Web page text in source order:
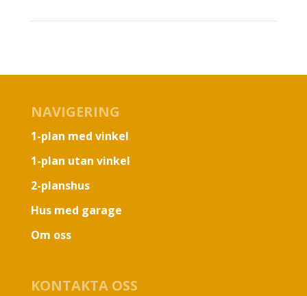
NAVIGERING
1-plan med vinkel
1-plan utan vinkel
2-planshus
Hus med garage
Om oss
KONTAKTA OSS